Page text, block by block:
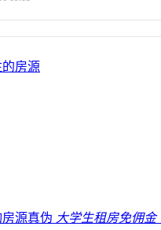
房源
源真伪 大学生租房免佣金